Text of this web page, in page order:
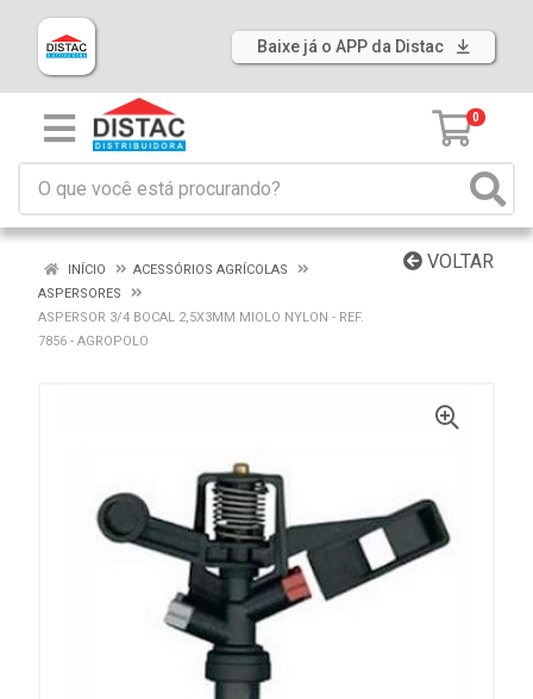
Baixe já o APP da Distac
0
VOLTAR
INÍCIO
ACESSÓRIOS AGRÍCOLAS
ASPERSORES
ASPERSOR 3/4 BOCAL 2,5X3MM MIOLO NYLON - REF.
7856 - AGROPOLO